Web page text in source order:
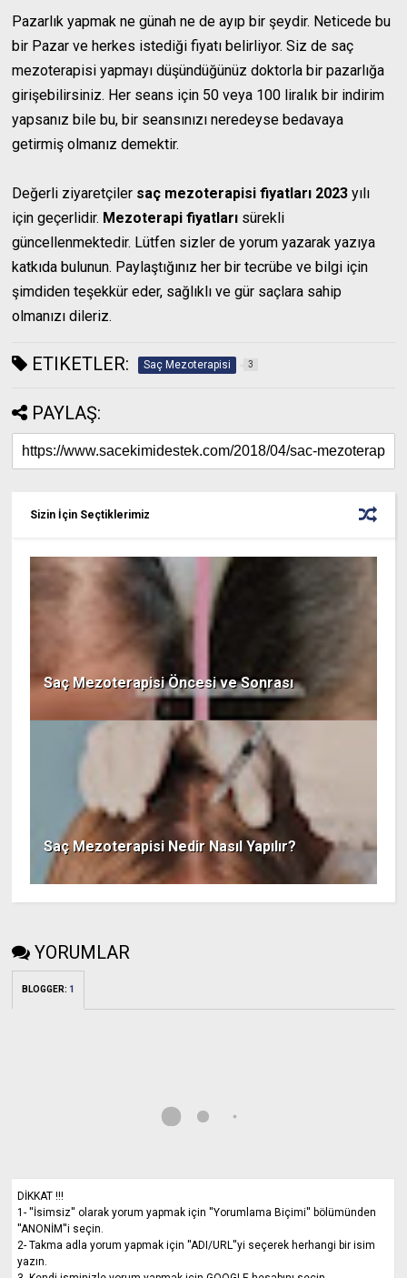
Pazarlık yapmak ne günah ne de ayıp bir şeydir. Neticede bu
bir Pazar ve herkes istediği fiyatı belirliyor. Siz de saç
mezoterapisi yapmayı düşündüğünüz doktorla bir pazarlığa
girişebilirsiniz. Her seans için 50 veya 100 liralık bir indirim
yapsanız bile bu, bir seansınızı neredeyse bedavaya
getirmiş olmanız demektir.
Değerli ziyaretçiler saç mezoterapisi fiyatları 2023 yılı
için geçerlidir. Mezoterapi fiyatları sürekli
güncellenmektedir. Lütfen sizler de yorum yazarak yazıya
katkıda bulunun. Paylaştığınız her bir tecrübe ve bilgi için
şimdiden teşekkür eder, sağlıklı ve gür saçlara sahip
olmanızı dileriz.
ETIKETLER: Saç Mezoterapisi 3
PAYLAŞ:
Sizin İçin Seçtiklerimiz
Saç Mezoterapisi Öncesi ve Sonrası
Saç Mezoterapisi Nedir Nasıl Yapılır?
YORUMLAR
BLOGGER: 1
DİKKAT !!!
1- ''İsimsiz'' olarak yorum yapmak için ''Yorumlama Biçimi'' bölümünden
''ANONİM''i seçin.
2- Takma adla yorum yapmak için ''ADI/URL''yi seçerek herhangi bir isim
yazın.